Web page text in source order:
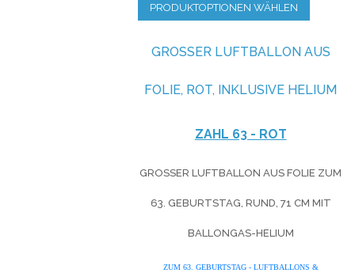
PRODUKTOPTIONEN WÄHLEN
GROSSER LUFTBALLON AUS F
OLIE, ROT, INKLUSIVE HELIUM
ZAHL 63 - ROT
GROSSER LUFTBALLON AUS FOLIE ZUM 6
3. GEBURTSTAG, RUND, 71 CM MIT B
ALLONGAS-HELIUM
ZUM 63. GEBURTSTAG - LUFTBALLONS &